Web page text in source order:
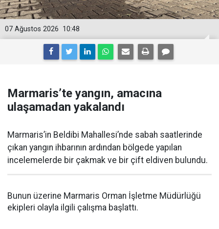
10:48
07 Ağustos 2026
Marmaris’te yangın, amacına
ulaşamadan yakalandı
Marmaris’in Beldibi Mahallesi’nde sabah saatlerinde
çıkan yangın ihbarının ardından bölgede yapılan
incelemelerde bir çakmak ve bir çift eldiven bulundu.
Bunun üzerine Marmaris Orman İşletme Müdürlüğü
ekipleri olayla ilgili çalışma başlattı.